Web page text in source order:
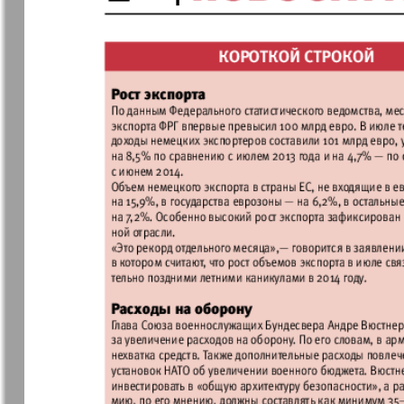
1
7
13
19
Апельсин
Баден-
МК-Германия
планета мнений
МК-
Новые Земляки
Panorama-mir Партнер
Русский вояж